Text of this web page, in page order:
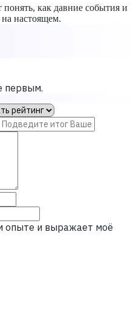
как давние события и
настоящем.
первым.
опыте и выражает моё